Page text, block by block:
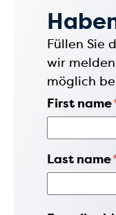
Füllen Sie
wir
möglich
First name
Last name